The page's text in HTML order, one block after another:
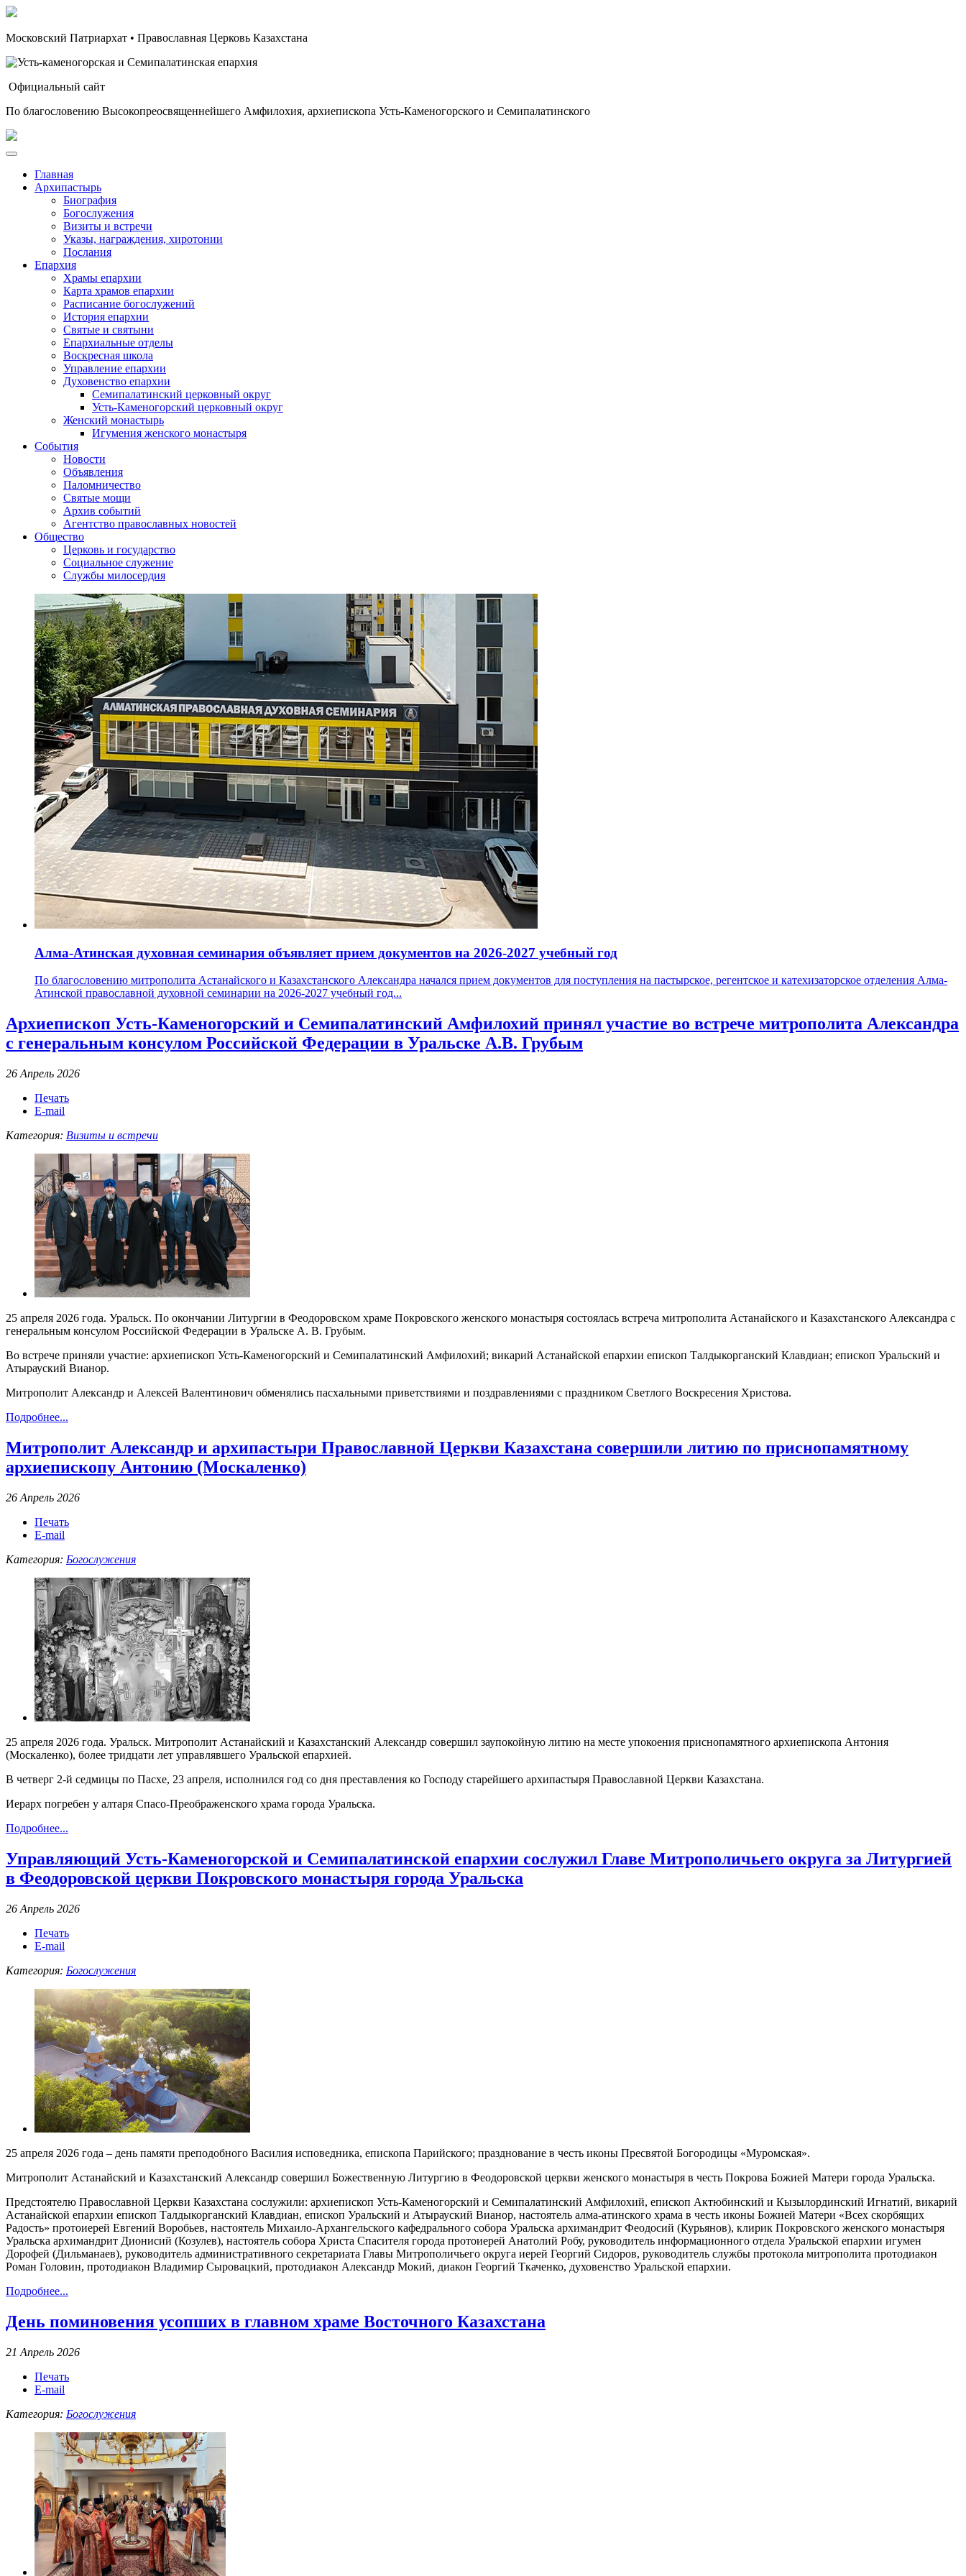
Московский Патриархат • Православная Церковь Казахстана
Официальный сайт
По благословению Высокопреосвященнейшего Амфилохия, архиепископа Усть-Каменогорского и Семипалатинского
Главная
Архипастырь
Биография
Богослужения
Визиты и встречи
Указы, награждения, хиротонии
Послания
Епархия
Храмы епархии
Карта храмов епархии
Расписание богослужений
История епархии
Святые и святыни
Епархиальные отделы
Воскресная школа
Управление епархии
Духовенство епархии
Семипалатинский церковный округ
Усть-Каменогорский церковный округ
Женский монастырь
Игумения женского монастыря
События
Новости
Объявления
Паломничество
Святые мощи
Архив событий
Агентство православных новостей
Общество
Церковь и государство
Социальное служение
Службы милосердия
Алма-Атинская духовная семинария объявляет прием документов на 2026-2027 учебный год
По благословению митрополита Астанайского и Казахстанского Александра начался прием документов для поступления на пастырское, регентское и катехизаторское отделения Алма-
Атинской православной духовной семинарии на 2026-2027 учебный год...
Архиепископ Усть-Каменогорский и Семипалатинский Амфилохий принял участие во встрече митрополита Александра
с генеральным консулом Российской Федерации в Уральске А.В. Грубым
26 Апрель 2026
Печать
E-mail
Категория: Визиты и встречи
25 апреля 2026 года. Уральск. По окончании Литургии в Феодоровском храме Покровского женского монастыря состоялась встреча митрополита Астанайского и Казахстанского Александра с
генеральным консулом Российской Федерации в Уральске А. В. Грубым.
Во встрече приняли участие: архиепископ Усть-Каменогорский и Семипалатинский Амфилохий; викарий Астанайской епархии епископ Талдыкорганский Клавдиан; епископ Уральский и
Атырауский Вианор.
Митрополит Александр и Алексей Валентинович обменялись пасхальными приветствиями и поздравлениями с праздником Светлого Воскресения Христова.
Подробнее...
Митрополит Александр и архипастыри Православной Церкви Казахстана совершили литию по приснопамятному
архиепископу Антонию (Москаленко)
26 Апрель 2026
Печать
E-mail
Категория: Богослужения
25 апреля 2026 года. Уральск. Митрополит Астанайский и Казахстанский Александр совершил заупокойную литию на месте упокоения приснопамятного архиепископа Антония
(Москаленко), более тридцати лет управлявшего Уральской епархией.
В четверг 2-й седмицы по Пасхе, 23 апреля, исполнился год со дня преставления ко Господу старейшего архипастыря Православной Церкви Казахстана.
Иерарх погребен у алтаря Спасо-Преображенского храма города Уральска.
Подробнее...
Управляющий Усть-Каменогорской и Семипалатинской епархии сослужил Главе Митрополичьего округа за Литургией
в Феодоровской церкви Покровского монастыря города Уральска
26 Апрель 2026
Печать
E-mail
Категория: Богослужения
25 апреля 2026 года – день памяти преподобного Василия исповедника, епископа Парийского; празднование в честь иконы Пресвятой Богородицы «Муромская».
Митрополит Астанайский и Казахстанский Александр совершил Божественную Литургию в Феодоровской церкви женского монастыря в честь Покрова Божией Матери города Уральска.
Предстоятелю Православной Церкви Казахстана сослужили: архиепископ Усть-Каменогорский и Семипалатинский Амфилохий, епископ Актюбинский и Кызылординский Игнатий, викарий
Астанайской епархии епископ Талдыкорганский Клавдиан, епископ Уральский и Атырауский Вианор, настоятель алма-атинского храма в честь иконы Божией Матери «Всех скорбящих
Радость» протоиерей Евгений Воробьев, настоятель Михаило-Архангельского кафедрального собора Уральска архимандрит Феодосий (Курьянов), клирик Покровского женского монастыря
Уральска архимандрит Дионисий (Козулев), настоятель собора Христа Спасителя города протоиерей Анатолий Робу, руководитель информационного отдела Уральской епархии игумен
Дорофей (Дильманаев), руководитель административного секретариата Главы Митрополичьего округа иерей Георгий Сидоров, руководитель службы протокола митрополита протодиакон
Роман Головин, протодиакон Владимир Сыровацкий, протодиакон Александр Мокий, диакон Георгий Ткаченко, духовенство Уральской епархии.
Подробнее...
День поминовения усопших в главном храме Восточного Казахстана
21 Апрель 2026
Печать
E-mail
Категория: Богослужения